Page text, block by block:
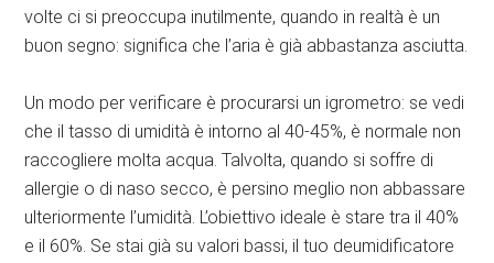
volte ci si preoccupa inutilmente, quando in realtà è un
buon segno: significa che l’aria è già abbastanza asciutta.
Un modo per verificare è procurarsi un igrometro: se vedi
che il tasso di umidità è intorno al 40-45%, è normale non
raccogliere molta acqua. Talvolta, quando si soffre di
allergie o di naso secco, è persino meglio non abbassare
ulteriormente l’umidità. L’obiettivo ideale è stare tra il 40%
e il 60%. Se stai già su valori bassi, il tuo deumidificatore